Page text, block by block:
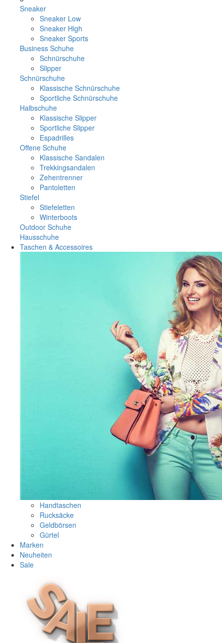
Sneaker
Sneaker Low
Sneaker High
Sneaker Sports
Business Schuhe
Schnürschuhe
Slipper
Schnürschuhe
Klassische Schnürschuhe
Sportliche Schnürschuhe
Halbschuhe
Klassische Slipper
Sportliche Slipper
Espadrilles
Offene Schuhe
Klassische Sandalen
Trekkingsandalen
Zehentrenner
Pantoletten
Stiefel
Stiefeletten
Winterboots
Outdoor Schuhe
Hausschuhe
Taschen & Accessoires
Handtaschen
Rucksäcke
Geldbörsen
Gürtel
Marken
Neuheiten
Sale